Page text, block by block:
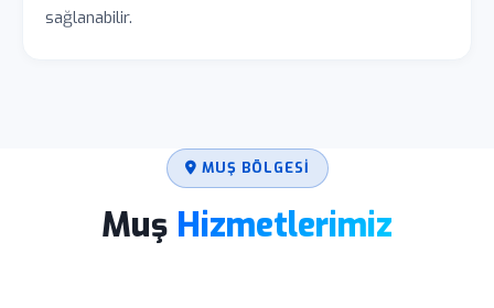
sağlanabilir.
MUŞ BÖLGESI
Muş Hizmetlerimiz